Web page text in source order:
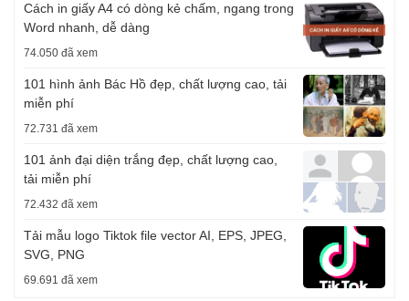
Cách in giấy A4 có dòng kẻ chấm, ngang trong
Word nhanh, dễ dàng
74.050 đã xem
101 hình ảnh Bác Hồ đẹp, chất lượng cao, tải
miễn phí
72.731 đã xem
101 ảnh đại diện trắng đẹp, chất lượng cao,
tải miễn phí
72.432 đã xem
Tải mẫu logo Tiktok file vector AI, EPS, JPEG,
SVG, PNG
69.691 đã xem